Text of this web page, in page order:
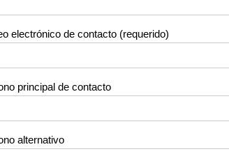
electrónico de contacto (requerido)
principal de contacto
alternativo